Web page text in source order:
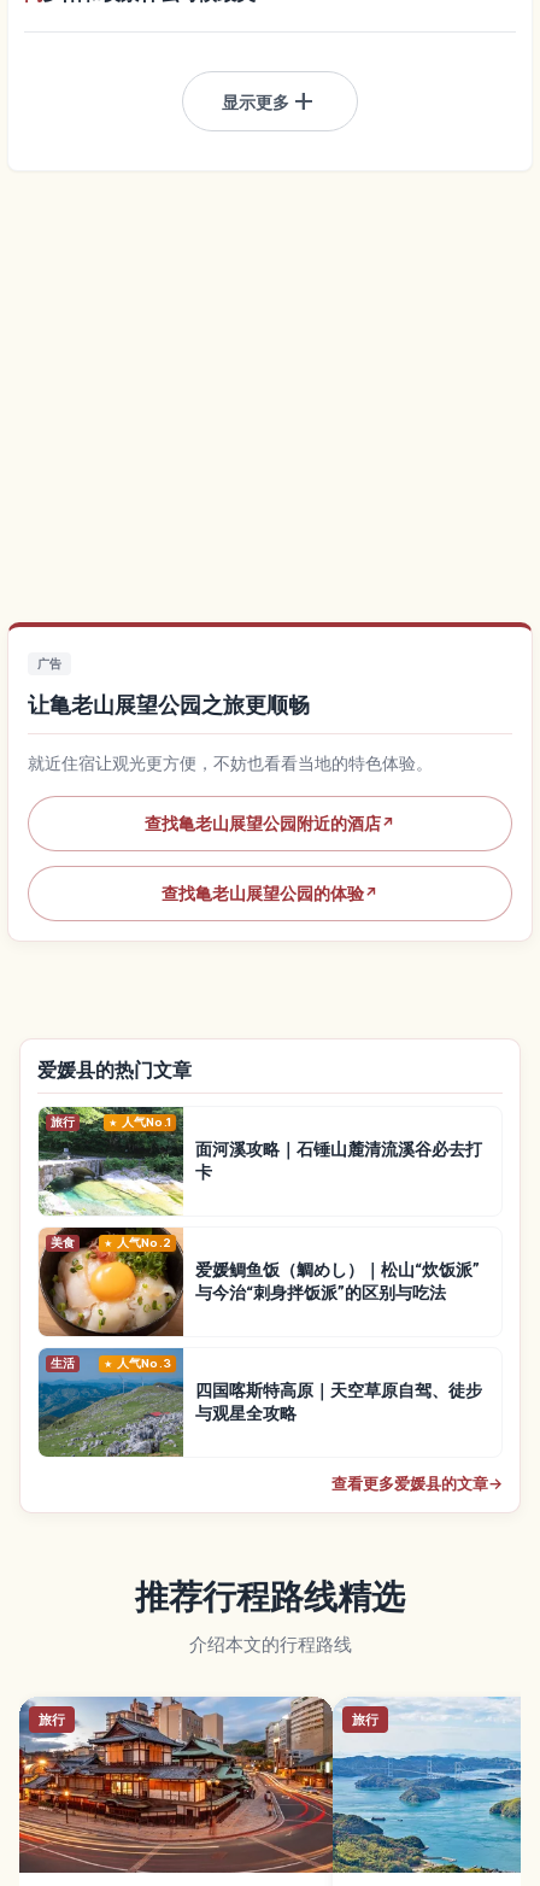
显示更多 add
广告
让亀老山展望公园之旅更顺畅
就近住宿让观光更方便，不妨也看看当地的特色体验。
查找亀老山展望公园附近的酒店↗
查找亀老山展望公园的体验↗
爱媛县的热门文章
旅行 人气No.1
面河溪攻略｜石锤山麓清流溪谷必去打
卡
美食 人气No.2
爱媛鲷鱼饭（鯛めし）｜松山“炊饭派”
与今治“刺身拌饭派”的区别与吃法
生活 人气No.3
四国喀斯特高原｜天空草原自驾、徒步
与观星全攻略
查看更多爱媛县的文章→
推荐行程路线精选
介绍本文的行程路线
旅行 旅行